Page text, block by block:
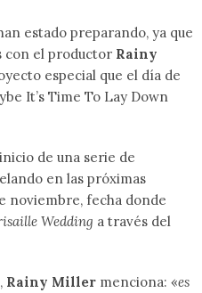
estado preparando, ya que
con el productor Rainy
especial que el día de
It’s Time To Lay Down
de una serie de
en las próximas
noviembre, fecha donde
Wedding a través del
Rainy Miller menciona: «es